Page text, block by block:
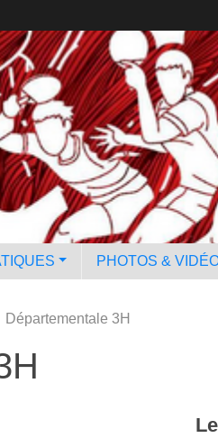
PHOTOS &
Départementale 3H
Le